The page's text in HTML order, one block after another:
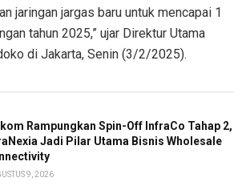
jaringan jargas baru untuk mencapai 1
tahun 2025,” ujar Direktur Utama
di Jakarta, Senin (3/2/2025).
Rampungkan Spin-Off InfraCo Tahap 2,
Jadi Pilar Utama Bisnis Wholesale
9, 2026